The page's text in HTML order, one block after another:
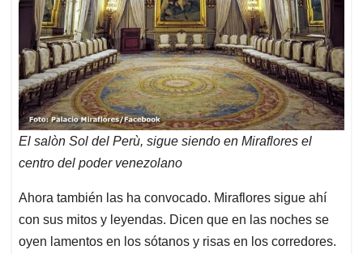
El salòn Sol del Perù, sigue siendo en Miraflores el
centro del poder venezolano
Ahora también las ha convocado. Miraflores sigue ahí
con sus mitos y leyendas. Dicen que en las noches se
oyen lamentos en los sótanos y risas en los corredores.